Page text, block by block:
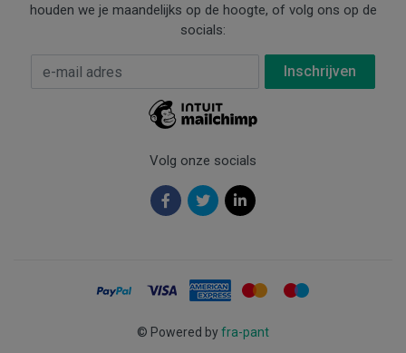
houden we je maandelijks op de hoogte, of volg ons op de
socials:
E-mail Adres
Volg onze socials
© Powered byfra-pant